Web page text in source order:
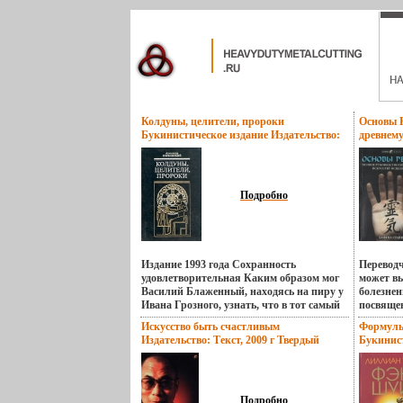
Колдуны, целители, пророки
Букинистическое издание Издательство:
Мысль, 1993 г Твердый переплет, 400 стр
ISBN 5-244-00675-4 Тираж: 50000 экз
Формат: 60x90/16 (~145х217 мм) инфо
8771t.
Подробно
Издание 1993 года Сохранность
удовлетворительная Каким образом мог
Василий Блаженный, находясь на пиру у
Ивана Грозного, узнать, что в тот самый
час в Новгороде начался великий пожар,
уничтоживший полгорода?бькай
Действительно ли монах Авель
предсказал день и час кончины
Екатерины II и императора Павла I?
Среди дел Тайной канцелярии немало
было связанных с "порчей" и "сглазом"
Искусство быть счастливым
Издательство: Текст, 2009 г Твердый
переплет, 192 стр ISBN 978-5-7516-0787-6
Тираж: 2000 экз Формат: 84x108/32
(~130х205 мм) инфо 8789t.
Подробно
Основы
Тираж:
может
знают,
никто
и
люди
Хорошая
Мягкая
0542-